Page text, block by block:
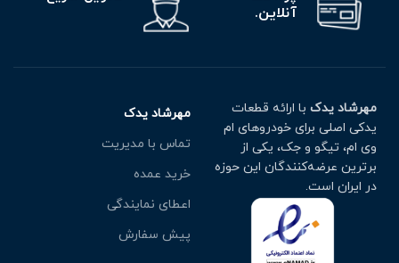
آنلاین.
مهرشاد یدک با ارائه قطعات
یدکی اصلی برای خودروهای ام
وی ام، تیگو و جک، یکی از
برترین عرضه‌کنندگان این حوزه
در ایران است.
مهرشاد یدک
تماس با مدیریت
خرید عمده
اعطای نمایندگی
پیش سفارش